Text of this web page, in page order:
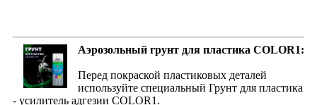
Аэрозольный грунт для пластика COLOR1:
Перед покраской пластиковых деталей
используйте специальный Грунт для пластика
- усилитель адгезии COLOR1.